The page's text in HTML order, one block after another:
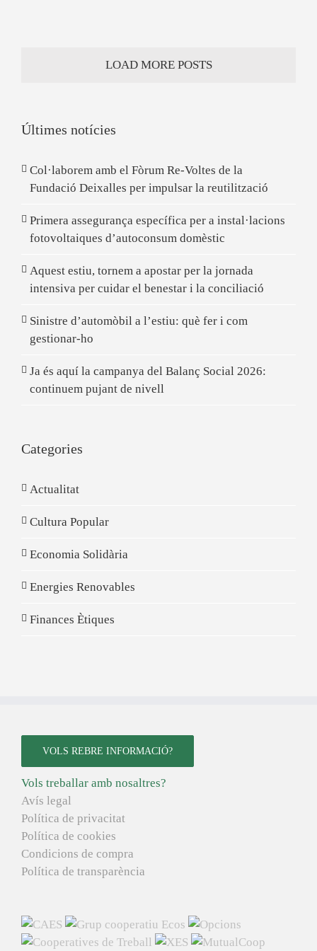
LOAD MORE POSTS
Últimes notícies
Col·laborem amb el Fòrum Re-Voltes de la
Fundació Deixalles per impulsar la reutilització
Primera assegurança específica per a instal·lacions
fotovoltaiques d’autoconsum domèstic
Aquest estiu, tornem a apostar per la jornada
intensiva per cuidar el benestar i la conciliació
Sinistre d’automòbil a l’estiu: què fer i com
gestionar-ho
Ja és aquí la campanya del Balanç Social 2026:
continuem pujant de nivell
Categories
Actualitat
Cultura Popular
Economia Solidària
Energies Renovables
Finances Ètiques
VOLS REBRE INFORMACIÓ?
Vols treballar amb nosaltres?
Avís legal
Política de privacitat
Política de cookies
Condicions de compra
Política de transparència